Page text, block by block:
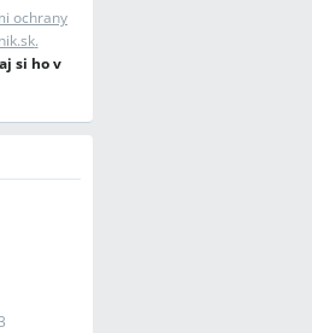
ochrany
.
si ho v